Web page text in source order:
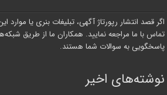
اگر قصد انتشار رپورتاژ آگهی، تبلیغات بنری یا موارد
تماس با ما مراجعه نمایید. همکاران ما از طریق
پاسخگویی به سوالات شما هستند.
نوشته‌های اخیر